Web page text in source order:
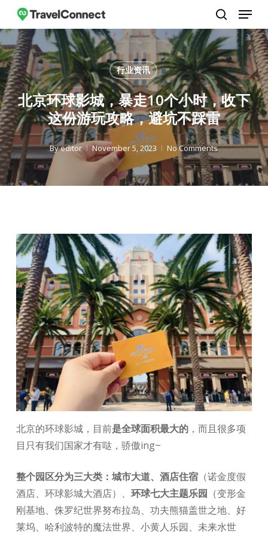
Skip
main
content
search
Menu
行业资讯
北京环球影城，暴走10个小时，收下
这份游玩攻略，避坑不踩雷
Byeditor November 5, 2023 No Comments
北京的环球影城，目前是全球面积最大的，而且很多项
目只有我们国家才有哒，骄傲ing~
整个园区分为三大类：城市大道、酒店住宿（诺金度假
酒店、环球影城大酒店）、 环球七大主题乐园 （变形金
刚基地、侏罗纪世界努布拉岛、功夫熊猫盖世之地、好
莱坞、哈利波特的魔法世界、小黄人乐园、未来水世
Close
Menu